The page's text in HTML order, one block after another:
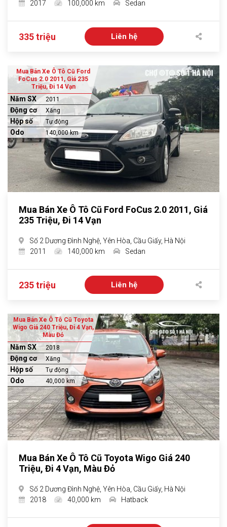
2017
100,000 km Sedan
335 triệu Liên hệ
Mua Bán Xe Ô Tô Cũ Ford
FoCus 2.0 2011, Giá 235
Triệu, Đi 14 Vạn
Năm SX 2011
Động cơ Xăng
Hộp số Tự động
Odo 140,000 km
Mua Bán Xe Ô Tô Cũ Ford FoCus 2.0 2011, Giá
235 Triệu, Đi 14 Vạn
Số 2 Dương Đình Nghệ, Yên Hòa, Cầu Giấy, Hà Nội
2011
140,000 km Sedan
235 triệu Liên hệ
Mua Bán Xe Ô Tô Cũ Toyota
Wigo Giá 240 Triệu, Đi 4 Vạn,
Màu Đỏ
Năm SX 2018
Động cơ Xăng
Hộp số Tự động
Odo 40,000 km
Mua Bán Xe Ô Tô Cũ Toyota Wigo Giá 240
Triệu, Đi 4 Vạn, Màu Đỏ
Số 2 Dương Đình Nghệ, Yên Hòa, Cầu Giấy, Hà Nội
2018
40,000 km Hatback